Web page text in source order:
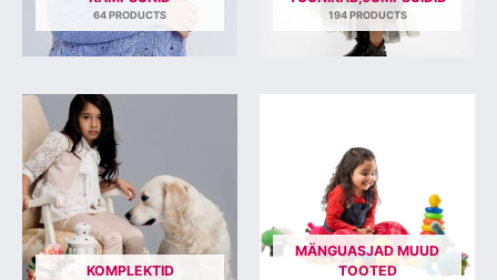
64 PRODUCTS 194 PRODUCTS
KOMPLEKTID
MÄNGUASJAD MUUD
TOOTED